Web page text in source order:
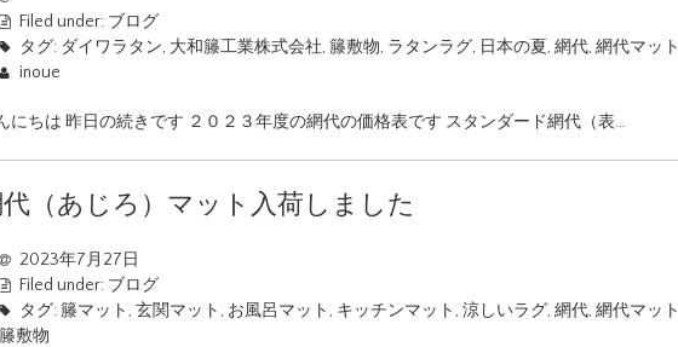
Filed under: ブログ
タグ: ダイワラタン, 大和籐工業株式会社, 籐敷物, ラタンラグ, 日本の夏, 網代, 網代マット
inoue
にちは 昨日の続きです ２０２３年度の網代の価格表です スタンダード網代（表…
（あじろ）マット入荷しました
2023年7月27日
Filed under: ブログ
タグ:籐マット , 玄関マット , お風呂マット , キッチンマット , 涼しいラグ, 網代, 網代マット
籐敷物